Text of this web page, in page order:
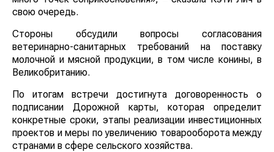
Лич в свою очередь.
Стороны обсудили вопросы согласования
ветеринарно-санитарных требований на поставку
молочной и мясной продукции, в том числе конины, в
Великобританию.
По итогам встречи достигнута договоренность о
подписании Дорожной карты, которая определит
конкретные сроки, этапы реализации инвестиционных
проектов и меры по увеличению товарооборота
между странами в сфере сельского хозяйства.